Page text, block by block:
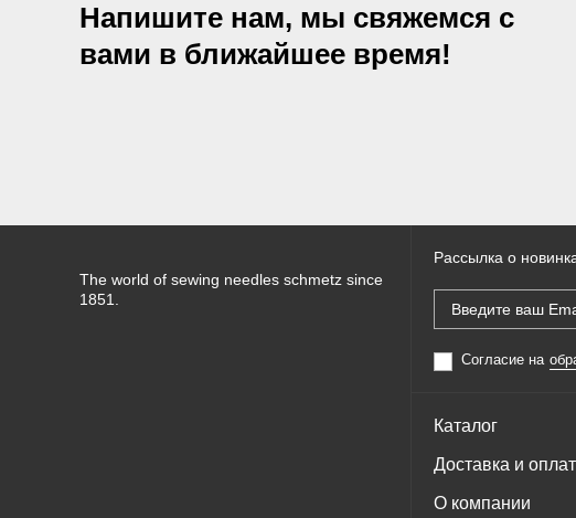
Напишите нам, мы свяжемся с
вами в ближайшее время!
The world of sewing needles schmetz since
1851.
Рассылка о
Согласие на
Каталог
Доставка и
О компании